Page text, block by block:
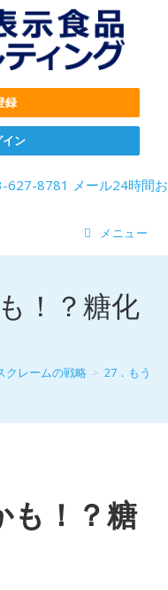
録
ン
メニュー
！？糖化
クレームの戦略 > 27．もうダ
も！？糖